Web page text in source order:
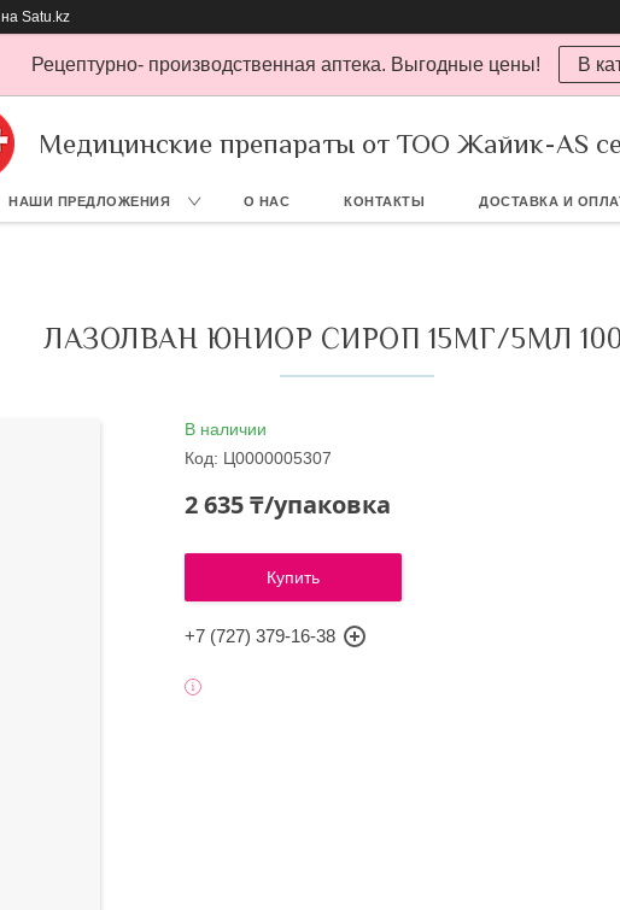
на Satu.kz
Рецептурно- производственная аптека. Выгодные цены! В
Медицинские препараты от ТОО Жайик-AS
НАШИ ПРЕДЛОЖЕНИЯ О НАС КОНТАКТЫ ДОСТАВКА И
ЛАЗОЛВАН ЮНИОР СИРОП 15МГ/5МЛ
В наличии
Код: Ц0000005307
2 635 ₸/упаковка
Купить
+7 (727) 379-16-38